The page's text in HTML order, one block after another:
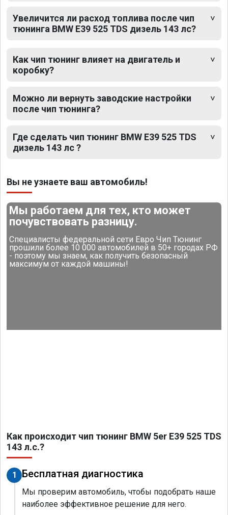
Увеличится ли расход топлива после чип
тюнинга BMW E39 525 TDS дизель 143 лс?
Как чип тюнинг влияет на двигатель и
коробку?
Можно ли вернуть заводские настройки
после чип тюнинга?
Где сделать чип тюнинг BMW E39 525 TDS
дизель 143 лс ?
Вы не узнаете ваш автомобиль!
Мы работаем для тех, кто может
почувствовать разницу.
Специалисты федеральной сети Евро Чип Тюнинг
прошили более 10 000 автомобилей в 50+ городах РФ
- поэтому мы знаем, как получить безопасный
максимум от каждой машины!
Как происходит чип тюнинг BMW 5er E39 525 TDS
143 л.с.?
1 Бесплатная диагностика
Мы проверим автомобиль, чтобы подобрать наше
наиболее эффективное решение для него.